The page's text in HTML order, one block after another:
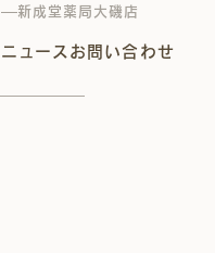
ニュースお問い合わせ
新成堂薬局大磯店